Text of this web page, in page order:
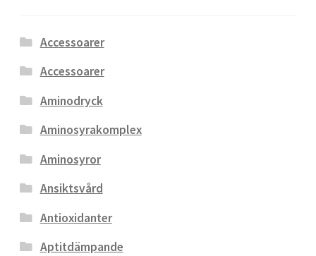
Accessoarer
Accessoarer
Aminodryck
Aminosyrakomplex
Aminosyror
Ansiktsvård
Antioxidanter
Aptitdämpande